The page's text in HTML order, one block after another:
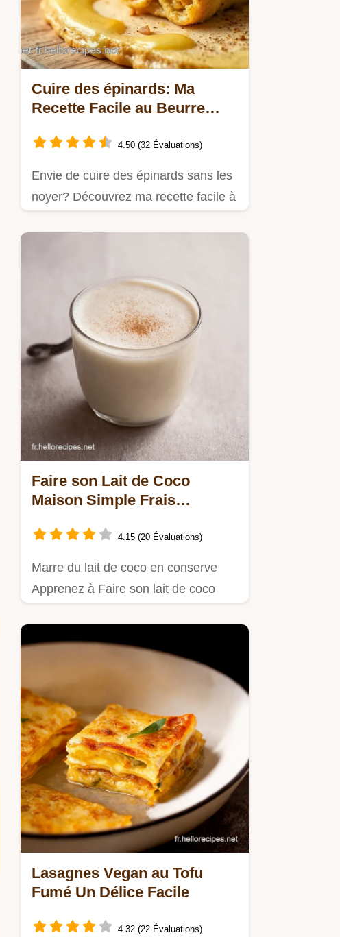
Cuire des épinards: Ma
Recette Facile au Beurre
4.50 (32 Évaluations)
Envie de cuire des épinards sans les
noyer? Découvrez ma recette facile à
Faire son Lait de Coco
Maison Simple Frais
4.15 (20 Évaluations)
Marre du lait de coco en conserve
Apprenez à Faire son lait de coco
Lasagnes Vegan au Tofu
Fumé Un Délice Facile
4.32 (22 Évaluations)